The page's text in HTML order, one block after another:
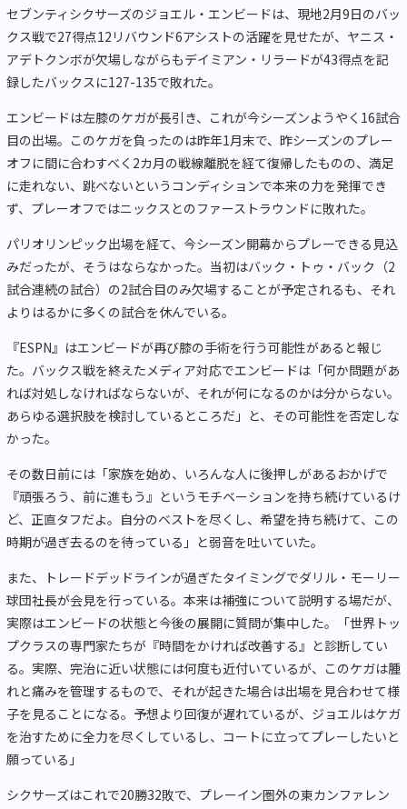
セブンティシクサーズのジョエル・エンビードは、現地2月9日のバッ
クス戦で27得点12リバウンド6アシストの活躍を見せたが、ヤニス・
アデトクンボが欠場しながらもデイミアン・リラードが43得点を記
録したバックスに127-135で敗れた。
エンビードは左膝のケガが長引き、これが今シーズンようやく16試合
目の出場。このケガを負ったのは昨年1月末で、昨シーズンのプレー
オフに間に合わすべく2カ月の戦線離脱を経て復帰したものの、満足
に走れない、跳べないというコンディションで本来の力を発揮でき
ず、プレーオフではニックスとのファーストラウンドに敗れた。
パリオリンピック出場を経て、今シーズン開幕からプレーできる見込
みだったが、そうはならなかった。当初はバック・トゥ・バック（2
試合連続の試合）の2試合目のみ欠場することが予定されるも、それ
よりはるかに多くの試合を休んでいる。
『ESPN』はエンビードが再び膝の手術を行う可能性があると報じ
た。バックス戦を終えたメディア対応でエンビードは「何か問題があ
れば対処しなければならないが、それが何になるのかは分からない。
あらゆる選択肢を検討しているところだ」と、その可能性を否定しな
かった。
その数日前には「家族を始め、いろんな人に後押しがあるおかげで
『頑張ろう、前に進もう』というモチベーションを持ち続けているけ
ど、正直タフだよ。自分のベストを尽くし、希望を持ち続けて、この
時期が過ぎ去るのを待っている」と弱音を吐いていた。
また、トレードデッドラインが過ぎたタイミングでダリル・モーリー
球団社長が会見を行っている。本来は補強について説明する場だが、
実際はエンビードの状態と今後の展開に質問が集中した。「世界トッ
プクラスの専門家たちが『時間をかければ改善する』と診断してい
る。実際、完治に近い状態には何度も近付いているが、このケガは腫
れと痛みを管理するもので、それが起きた場合は出場を見合わせて様
子を見ることになる。予想より回復が遅れているが、ジョエルはケガ
を治すために全力を尽くしているし、コートに立ってプレーしたいと
願っている」
シクサーズはこれで20勝32敗で、プレーイン圏外の東カンファレン